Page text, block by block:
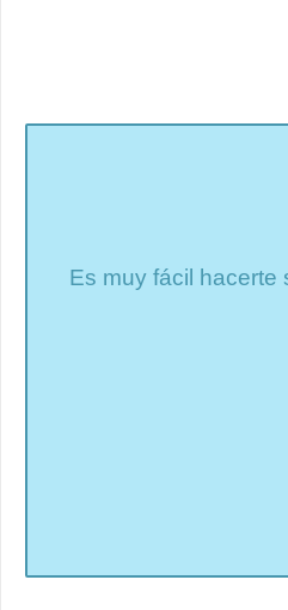
Es muy fácil hacerte